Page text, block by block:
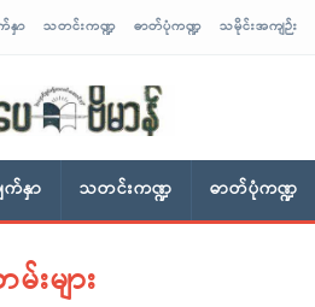
နှာ သတင်းကဏ္ဍ ဓာတ်ပုံကဏ္ဍ သမိုင်းအကျဉ်း
က်နှာ သတင်းကဏ္ဍ ဓာတ်ပုံကဏ္ဍ
းများ